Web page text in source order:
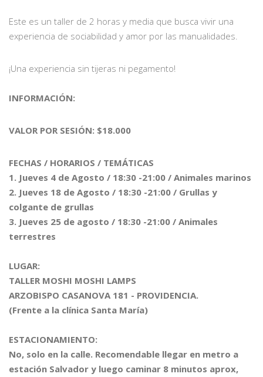
Este es un taller de 2 horas y media que busca vivir una
experiencia de sociabilidad y amor por las manualidades.
¡Una experiencia sin tijeras ni pegamento!
INFORMACIÓN:
VALOR POR SESIÓN: $18.000
FECHAS / HORARIOS / TEMÁTICAS
1. Jueves 4 de Agosto / 18:30 -21:00 / Animales marinos
2. Jueves 18 de Agosto / 18:30 -21:00 / Grullas y
colgante de grullas
3. Jueves 25 de agosto / 18:30 -21:00 / Animales
terrestres
LUGAR:
TALLER MOSHI MOSHI LAMPS
ARZOBISPO CASANOVA 181 - PROVIDENCIA.
(Frente a la clínica Santa María)
ESTACIONAMIENTO:
No, solo en la calle. Recomendable llegar en metro a
estación Salvador y luego caminar 8 minutos aprox,